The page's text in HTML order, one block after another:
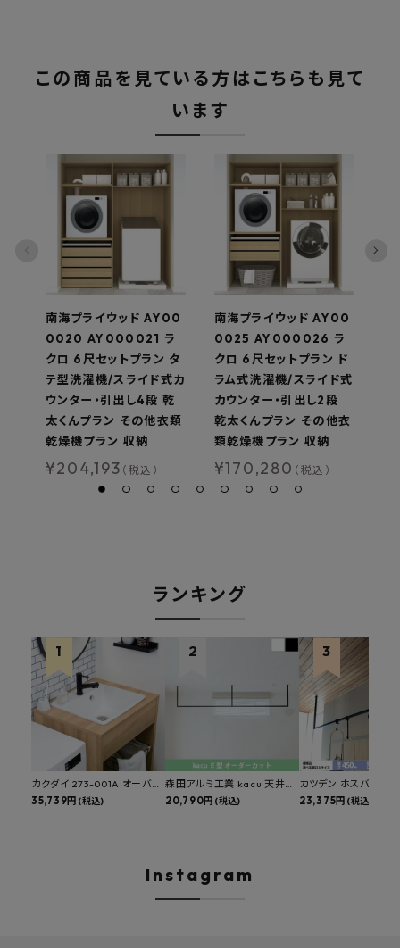
この商品を見ている方はこちらも見て
います
南海プライウッド AY00
0020 AY000021 ラ
クロ 6尺セットプラン タ
テ型洗濯機/スライド式カ
ウンター・引出し4段 乾
太くんプラン その他衣類
乾燥機プラン 収納
¥204,193 （税込）
南海プライウッド AY00
0025 AY000026 ラ
クロ 6尺セットプラン ド
ラム式洗濯機/スライド式
カウンター・引出し2段
乾太くんプラン その他衣
類乾燥機プラン 収納
¥170,280 （税込）
ランキング
カクダイ 273-001A オーバー
カウンタースロップシンク 選
35,739円 (税込)
森田アルミ工業 kacu 天井付
け物干し E型 サイズオーダー
20,790円 (税込)
カツデン ホスバ 天井
物干し 標準サイズ ス
23,375円 (税込)
Instagram